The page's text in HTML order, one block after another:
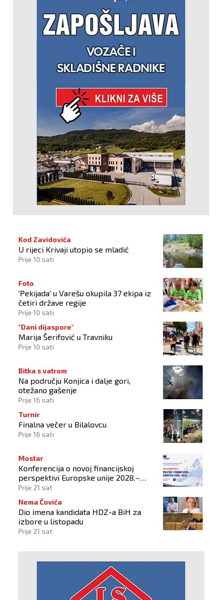
Kod Zavidovića
U rijeci Krivaji utopio se mladić
Prije 10 sati
Foto
'Pekijada' u Varešu okupila 37 ekipa iz
četiri države regije
Prije 10 sati
"Dani dijaspore"
Marija Šerifović u Travniku
Prije 10 sati
Bitka s vatrom
Na području Konjica i dalje gori,
otežano gašenje
Prije 16 sati
Turnir
Finalna večer u Bilalovcu
Prije 16 sati
Mostar
Konferencija o novoj financijskoj
perspektivi Europske unije 2028.–
2034.
Prije 21 sat
Nema Čovića
Dio imena kandidata HDZ-a BiH za
izbore u listopadu
Prije 21 sat